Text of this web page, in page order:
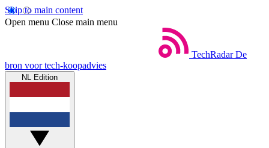
Skip to main content
Open menu Close main menu
TechRadar De
bron voor tech-koopadvies
NL Edition